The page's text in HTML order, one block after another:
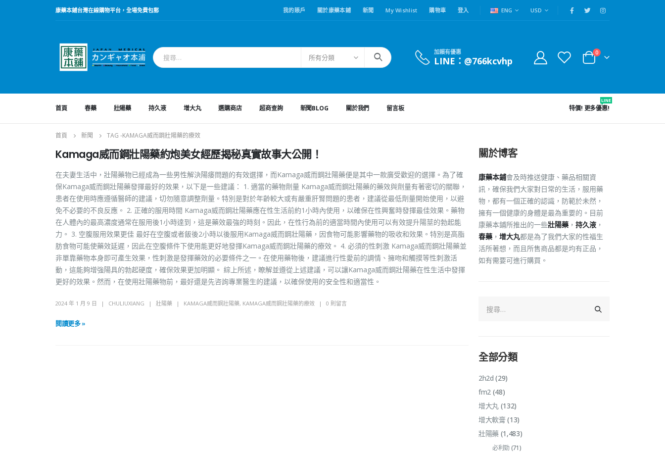
康藥本鋪台灣在線購物平台，全場免費包郵 我的賬戶 關於康藥本鋪 新聞 My Wishlist 購物車 登入 ENG USD
所有分類
加賴有優惠
LINE：@766kcvhp
0
首頁 春藥 壯陽藥 持久液 增大丸 選購商店 超商查詢 新聞BLOG 關於我們 留言板 特價! 更多優惠!
LINE
首頁 新聞 TAG -KAMAGA威而鋼壯陽藥的療效
Kamaga威而鋼壯陽藥約炮美女經歷揭秘真實故事大公開！
在夫妻生活中，壯陽藥物已經成為一些男性解決陽痿問題的有效選擇，而Kamaga威而鋼壯陽藥便是其中一款廣受歡迎的選擇。為了確
保Kamaga威而鋼壯陽藥發揮最好的效果，以下是一些建議： 1. 適當的藥物劑量 Kamaga威而鋼壯陽藥的藥效與劑量有著密切的關聯，
患者在使用時應遵循醫師的建議，切勿隨意調整劑量。特別是對於年齡較大或有嚴重肝腎問題的患者，建議從最低劑量開始使用，以避
免不必要的不良反應。 2. 正確的服用時間 Kamaga威而鋼壯陽藥應在性生活前約1小時內使用，以確保在性興奮時發揮最佳效果。藥物
在人體內的最高濃度通常在服用後1小時達到，這是藥效最強的時刻。因此，在性行為前的適當時間內使用可以有效提升陽莖的勃起能
力。 3. 空腹服用效果更佳 最好在空腹或者飯後2小時以後服用Kamaga威而鋼壯陽藥，因食物可能影響藥物的吸收和效果。特別是高脂
肪食物可能使藥效延遲，因此在空腹條件下使用能更好地發揮Kamaga威而鋼壯陽藥的療效。 4. 必須的性刺激 Kamaga威而鋼壯陽藥並
非單靠藥物本身即可產生效果，性刺激是發揮藥效的必要條件之一。在使用藥物後，建議進行性愛前的調情、擁吻和觸摸等性刺激活
動，這能夠增強陽具的勃起硬度，確保效果更加明顯。 綜上所述，瞭解並遵從上述建議，可以讓Kamaga威而鋼壯陽藥在性生活中發揮
更好的效果。然而，在使用壯陽藥物前，最好還是先咨詢專業醫生的建議，以確保使用的安全性和適當性。
2024 年 1 月 9 日 CHULIUXIANG 壯陽藥 KAMAGA威而鋼壯陽藥, KAMAGA威而鋼壯陽藥的療效 0 則留言
閱讀更多 »
關於博客
康藥本鋪會及時推送健康、藥品相關資
訊，確保我們大家對日常的生活，服用藥
物，都有一個正確的認識，防範於未然，
擁有一個健康的身體是最為重要的。目前
康藥本鋪所推出的一些壯陽藥 ， 持久液 ，
春藥 ， 增大丸都是為了我們大家的性福生
活所著想，而且所售商品都是均有正品，
如有需要可進行購買。
全部分類
2h2d (29)
fm2(48)
增大丸(132)
增大軟膏 (13)
壯陽藥(1,483)
必利勁(71)